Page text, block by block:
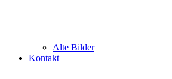
Alte Bilder
Kontakt